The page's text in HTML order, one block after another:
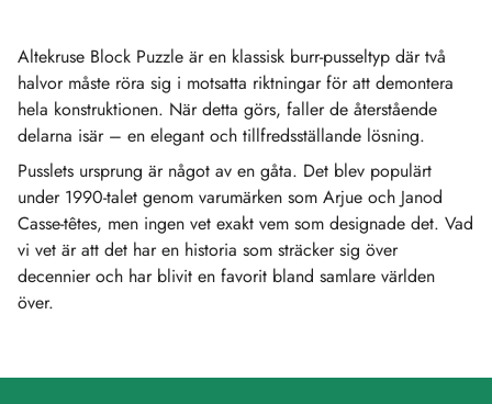
Altekruse Block Puzzle är en klassisk burr-pusseltyp där två
halvor måste röra sig i motsatta riktningar för att demontera
hela konstruktionen. När detta görs, faller de återstående
delarna isär – en elegant och tillfredsställande lösning.
Pusslets ursprung är något av en gåta. Det blev populärt
under 1990-talet genom varumärken som Arjue och Janod
Casse-têtes, men ingen vet exakt vem som designade det. Vad
vi vet är att det har en historia som sträcker sig över
decennier och har blivit en favorit bland samlare världen
över.